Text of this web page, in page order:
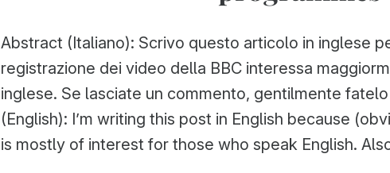
Abstract (Italiano): Scrivo questo articolo in inglese
registrazione dei video della BBC interessa
inglese. Se lasciate un commento, gentilmente
(English): I’m writing this post in English because
is mostly of interest for those who speak English.